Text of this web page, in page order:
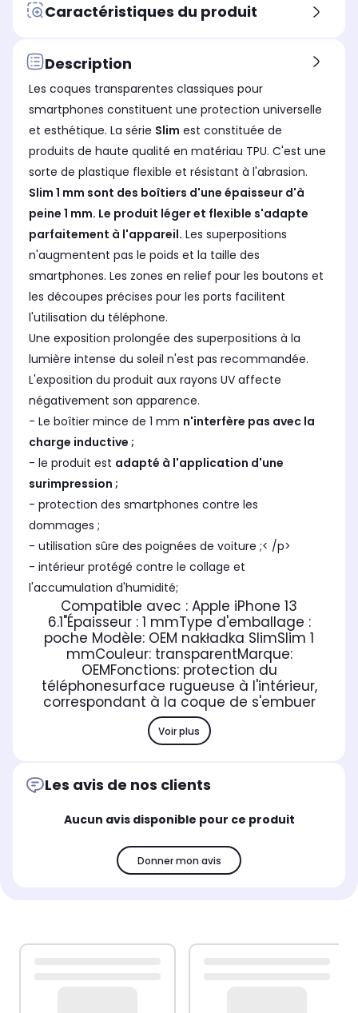
Caractéristiques du produit
Description
Les coques transparentes classiques pour
smartphones constituent une protection universelle
et esthétique. La série Slim est constituée de
produits de haute qualité en matériau TPU. C'est une
sorte de plastique flexible et résistant à l'abrasion.
Slim 1 mm sont des boîtiers d'une épaisseur d'à
peine 1 mm. Le produit léger et flexible s'adapte
parfaitement à l'appareil. Les superpositions
n'augmentent pas le poids et la taille des
smartphones. Les zones en relief pour les boutons et
les découpes précises pour les ports facilitent
l'utilisation du téléphone.
Une exposition prolongée des superpositions à la
lumière intense du soleil n'est pas recommandée.
L'exposition du produit aux rayons UV affecte
négativement son apparence.
- Le boîtier mince de 1 mm n'interfère pas avec la
charge inductive ;
- le produit est adapté à l'application d'une
surimpression ;
- protection des smartphones contre les
dommages ;
- utilisation sûre des poignées de voiture ;< /p>
- intérieur protégé contre le collage et
l'accumulation d'humidité;
Compatible avec : Apple iPhone 13
6.1"Épaisseur : 1 mmType d'emballage :
poche Modèle: OEM nakładka SlimSlim 1
mmCouleur: transparentMarque:
OEMFonctions: protection du
téléphonesurface rugueuse à l'intérieur,
correspondant à la coque de s'embuer
Voir plus
Les avis de nos clients
Aucun avis disponible pour ce produit
Donner mon avis